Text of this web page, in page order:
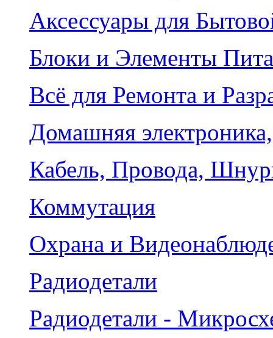
Аксессуары для
Блоки и Элементы
Всё для Ремонта и
Домашняя
Кабель, Провода,
Коммутация
Охрана и
Радиодетали
Радиодетали -